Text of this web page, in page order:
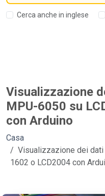
Cerca anche in inglese
Visualizzazione
MPU-6050 su
con Arduino
Casa
Visualizzazione dei
1602 o LCD2004 con